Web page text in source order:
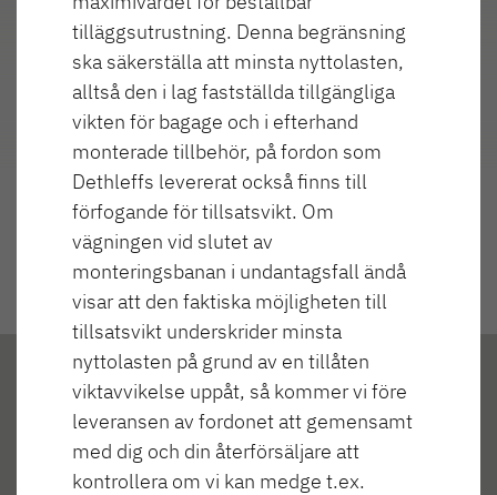
Highlights
tilläggsutrustning. Denna begränsning
ska säkerställa att minsta nyttolasten,
alltså den i lag fastställda tillgängliga
vikten för bagage och i efterhand
monterade tillbehör, på fordon som
Dethleffs levererat också finns till
förfogande för tillsatsvikt. Om
vägningen vid slutet av
monteringsbanan i undantagsfall ändå
visar att den faktiska möjligheten till
tillsatsvikt underskrider minsta
nyttolasten på grund av en tillåten
viktavvikelse uppåt, så kommer vi före
leveransen av fordonet att gemensamt
med dig och din återförsäljare att
kontrollera om vi kan medge t.ex.